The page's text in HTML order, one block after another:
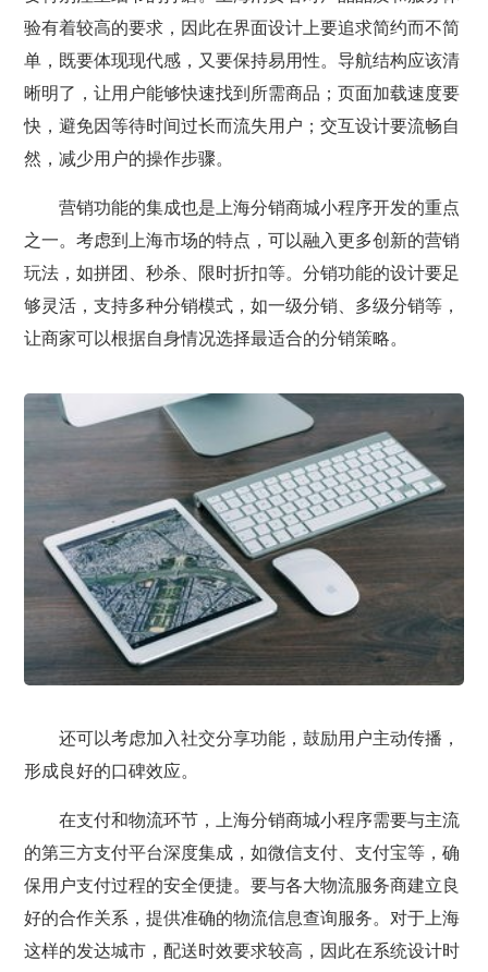
验有着较高的要求，因此在界面设计上要追求简约而不简
单，既要体现现代感，又要保持易用性。导航结构应该清
晰明了，让用户能够快速找到所需商品；页面加载速度要
快，避免因等待时间过长而流失用户；交互设计要流畅自
然，减少用户的操作步骤。
营销功能的集成也是上海分销商城小程序开发的重点
之一。考虑到上海市场的特点，可以融入更多创新的营销
玩法，如拼团、秒杀、限时折扣等。分销功能的设计要足
够灵活，支持多种分销模式，如一级分销、多级分销等，
让商家可以根据自身情况选择最适合的分销策略。
还可以考虑加入社交分享功能，鼓励用户主动传播，
形成良好的口碑效应。
在支付和物流环节，上海分销商城小程序需要与主流
的第三方支付平台深度集成，如微信支付、支付宝等，确
保用户支付过程的安全便捷。要与各大物流服务商建立良
好的合作关系，提供准确的物流信息查询服务。对于上海
这样的发达城市，配送时效要求较高，因此在系统设计时